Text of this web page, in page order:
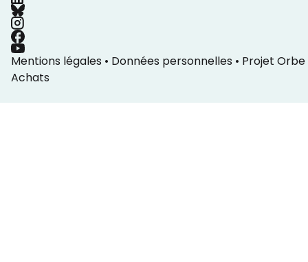
Mentions légales • Données personnelles • Projet Orbe
Achats